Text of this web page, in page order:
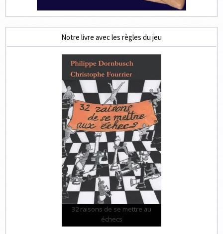
Notre livre avec les règles du jeu
32 raisons de se mettre au
échecs